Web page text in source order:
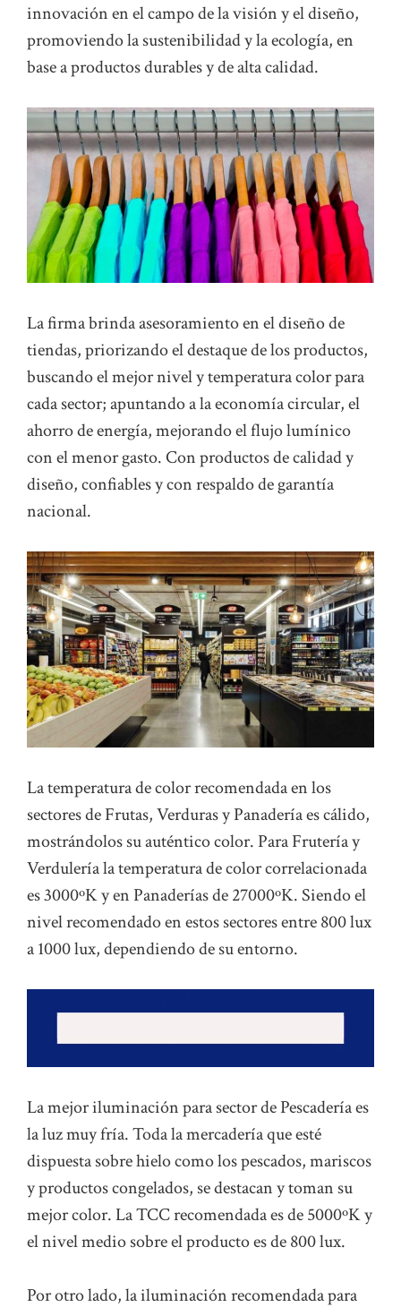
innovación en el campo de la visión y el diseño,
promoviendo la sustenibilidad y la ecología, en
base a productos durables y de alta calidad.
La firma brinda asesoramiento en el diseño de
tiendas, priorizando el destaque de los productos,
buscando el mejor nivel y temperatura color para
cada sector; apuntando a la economía circular, el
ahorro de energía, mejorando el flujo lumínico
con el menor gasto. Con productos de calidad y
diseño, confiables y con respaldo de garantía
nacional.
La temperatura de color recomendada en los
sectores de Frutas, Verduras y Panadería es cálido,
mostrándolos su auténtico color. Para Frutería y
Verdulería la temperatura de color correlacionada
es 3000ºK y en Panaderías de 27000ºK. Siendo el
nivel recomendado en estos sectores entre 800 lux
a 1000 lux, dependiendo de su entorno.
La mejor iluminación para sector de Pescadería es
la luz muy fría. Toda la mercadería que esté
dispuesta sobre hielo como los pescados, mariscos
y productos congelados, se destacan y toman su
mejor color. La TCC recomendada es de 5000ºK y
el nivel medio sobre el producto es de 800 lux.
Por otro lado, la iluminación recomendada para